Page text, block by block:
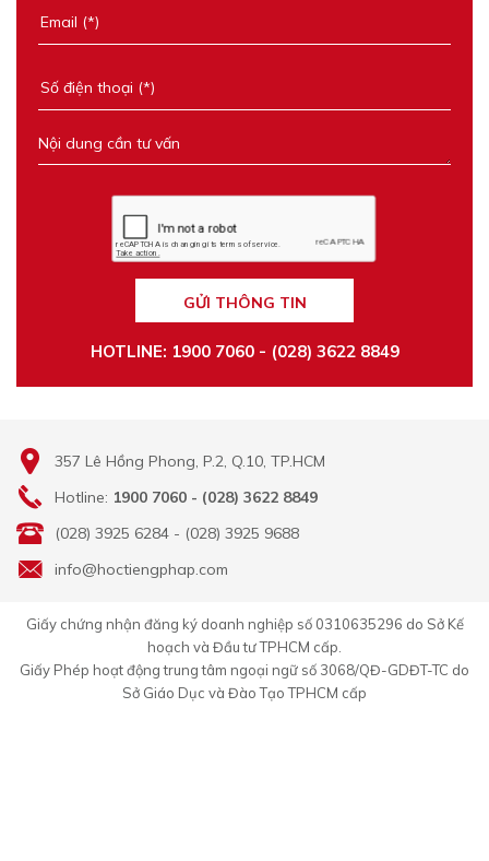
GỬI THÔNG TIN
HOTLINE: 1900 7060 - (028) 3622 8849
357 Lê Hồng Phong, P.2, Q.10, TP.HCM
Hotline: 1900 7060 - (028) 3622 8849
(028) 3925 6284 - (028) 3925 9688
info@hoctiengphap.com
Giấy chứng nhận đăng ký doanh nghiệp số 0310635296 do Sở Kế
hoạch và Đầu tư TPHCM cấp.
Giấy Phép hoạt động trung tâm ngoại ngữ số 3068/QĐ-GDĐT-TC do
Sở Giáo Dục và Đào Tạo TPHCM cấp